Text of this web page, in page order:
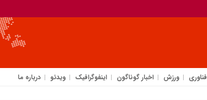
فناوری ورزش اخبار گوناگون اینفوگرافیک ویدئو درباره ما